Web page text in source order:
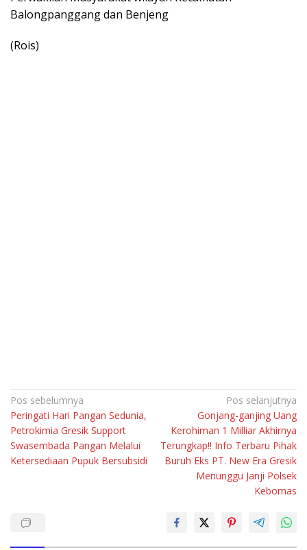
Balongpanggang dan Benjeng
(Rois)
Navigasi
pos
Pos sebelumnya
Peringati Hari Pangan Sedunia,
Petrokimia Gresik Support
Swasembada Pangan Melalui
Ketersediaan Pupuk Bersubsidi
Pos selanjutnya
Gonjang-ganjing Uang
Kerohiman 1 Milliar Akhirnya
Terungkap!! Info Terbaru Pihak
Buruh Eks PT. New Era Gresik
Menunggu Janji Polsek
Kebomas